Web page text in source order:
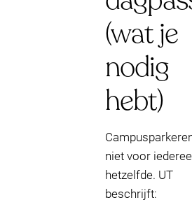
(wat je
nodig
hebt)
niet voor
hetzelfde. UT
beschrijft: